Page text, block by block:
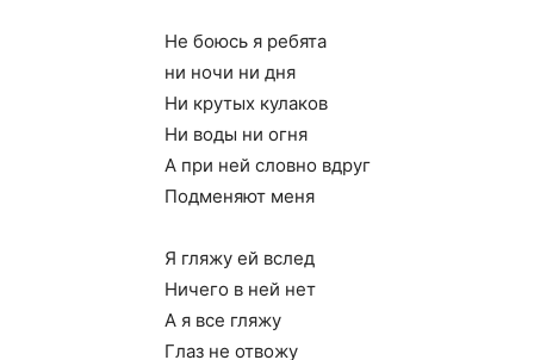
Не боюсь я ребята
ни ночи ни дня
Ни крутых кулаков
Ни воды ни огня
А при ней словно вдруг
Подменяют меня
Я гляжу ей вслед
Ничего в ней нет
А я все гляжу
Глаз не отвожу